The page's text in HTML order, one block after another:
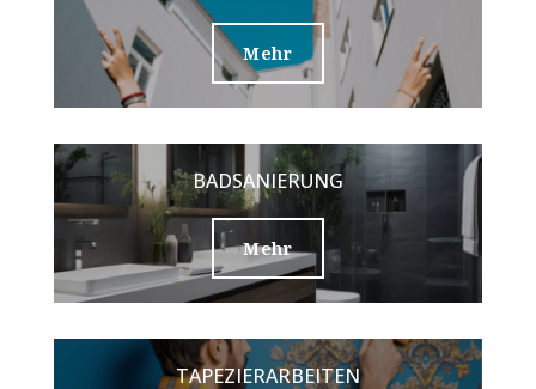
Mehr
BADSANIERUNG
Mehr
TAPEZIERARBEITEN